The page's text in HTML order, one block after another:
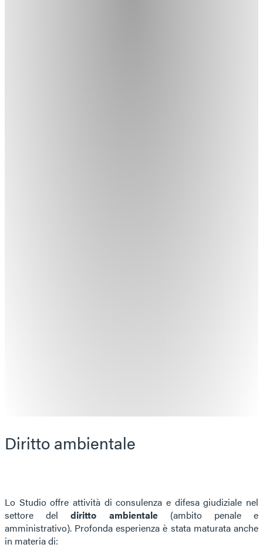
Diritto ambientale
Lo Studio offre attività di consulenza e difesa giudiziale nel
settore deldiritto ambientale(ambito penale e
amministrativo). Profonda esperienza è stata maturata anche
in materia di: